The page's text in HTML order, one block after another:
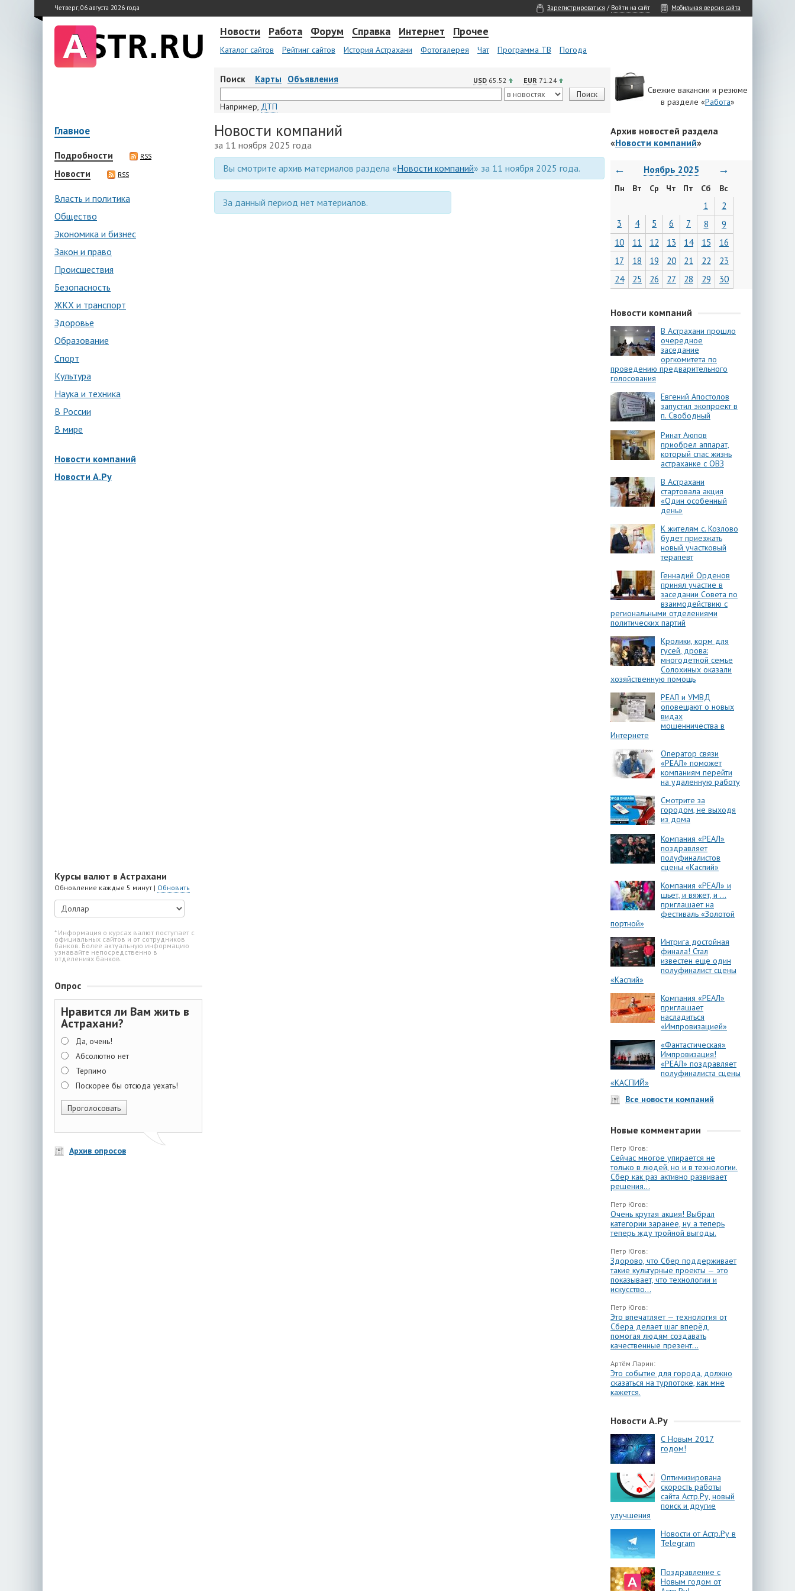
Четверг, 06 августа 2026 года Зарегистрироваться / Войти на сайт Мобильная версия сайта
Новости Работа Форум Справка Интернет Прочее
Каталог сайтов Рейтинг сайтов История Астрахани Фотогалерея Чат Программа ТВ Погода
Поиск Карты Объявления USD 65.52 EUR 71.24
Например, ДТП
Свежие вакансии и резюме
в разделе «Работа»
Главное
Подробности RSS
Новости RSS
Власть и политика
Общество
Экономика и бизнес
Закон и право
Происшествия
Безопасность
ЖКХ и транспорт
Здоровье
Образование
Спорт
Культура
Наука и техника
В России
В мире
Новости компаний
Новости А.Ру
Курсы валют в Астрахани
Обновление каждые 5 минут | Обновить
* Информация о курсах валют поступает с
официальных сайтов и от сотрудников
банков. Более актуальную информацию
узнавайте непосредственно в
отделениях банков.
Опрос
Нравится ли Вам жить в
Астрахани?
Да, очень!
Абсолютно нет
Терпимо
Поскорее бы отсюда уехать!
Архив опросов
Новости компаний
за 11 ноября 2025 года
Вы смотрите архив материалов раздела «Новости компаний» за 11 ноября 2025 года.
За данный период нет материалов.
Архив новостей раздела
«Новости компаний»
← Ноябрь 2025 →
Пн Вт Ср Чт Пт Сб Вс
1
2
3
4 5 6 7 8
9
10
11 12 13 14 15
16
17
18 19 20 21 22
23
24
25 26 27 28 29 30
Новости компаний
В Астрахани прошло
очередное
заседание
оргкомитета по
проведению предварительного
голосования
Евгений Апостолов
запустил экопроект в
п. Свободный
Ринат Аюпов
приобрел аппарат,
который спас жизнь
астраханке с ОВЗ
В Астрахани
стартовала акция
«Один особенный
день»
К жителям с. Козлово
будет приезжать
новый участковый
терапевт
Геннадий Орденов
принял участие в
заседании Совета по
взаимодействию с
региональными отделениями
политических партий
Кролики, корм для
гусей, дрова:
многодетной семье
Солохиных оказали
хозяйственную помощь
РЕАЛ и УМВД
оповещают о новых
видах
мошенничества в
Интернете
Оператор связи
«РЕАЛ» поможет
компаниям перейти
на удаленную работу
Смотрите за
городом, не выходя
из дома
Компания «РЕАЛ»
поздравляет
полуфиналистов
сцены «Каспий»
Компания «РЕАЛ» и
шьет, и вяжет, и …
приглашает на
фестиваль «Золотой
портной»
Интрига достойная
финала! Стал
известен еще один
полуфиналист сцены
«Каспий»
Компания «РЕАЛ»
приглашает
насладиться
«Импровизацией»
«Фантастическая»
Импровизация!
«РЕАЛ» поздравляет
полуфиналиста сцены
«КАСПИЙ»
Все новости компаний
Новые комментарии
Петр Югов:
Сейчас многое упирается не
только в людей, но и в технологии.
Сбер как раз активно развивает
решения...
Петр Югов:
Очень крутая акция! Выбрал
категории заранее, ну а теперь
теперь жду тройной выгоды.
Петр Югов:
Здорово, что Сбер поддерживает
такие культурные проекты — это
показывает, что технологии и
искусство...
Петр Югов:
Это впечатляет — технология от
Сбера делает шаг вперёд,
помогая людям создавать
качественные презент...
Артём Ларин:
Это событие для города, должно
сказаться на турпотоке, как мне
кажется.
Новости А.Ру
С Новым 2017
годом!
Оптимизирована
скорость работы
сайта Астр.Ру, новый
поиск и другие
улучшения
Новости от Астр.Ру в
Telegram
Поздравление с
Новым годом от